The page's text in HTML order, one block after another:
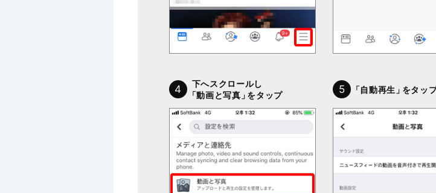
4
下へスクロールし
「動画と写真」をタップ 5 「自動再生」をタッ